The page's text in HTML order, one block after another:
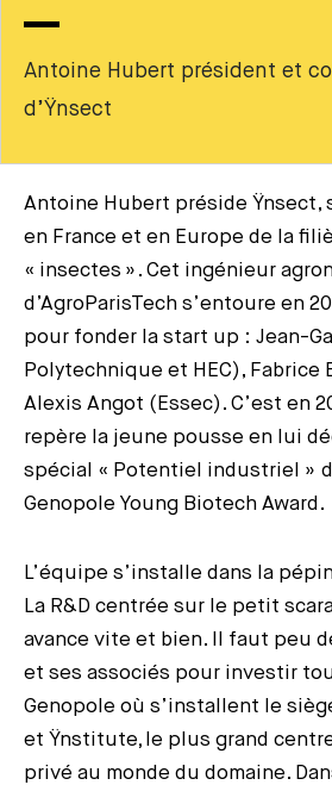
Antoine Hubert président et
d’Ÿnsect
Antoine Hubert préside Ÿnsect,
en France et en Europe de la
« insectes ». Cet ingénieur
d’AgroParisTech s’entoure en
pour fonder la start up : Jean-
Polytechnique et HEC), Fabrice
Alexis Angot (Essec). C’est en
repère la jeune pousse en lui
spécial « Potentiel industriel »
Genopole Young Biotech Award.
L’équipe s’installe dans la
La R&D centrée sur le petit
avance vite et bien. Il faut peu
et ses associés pour investir
Genopole où s’installent le
et Ÿnstitute, le plus grand
privé au monde du domaine.